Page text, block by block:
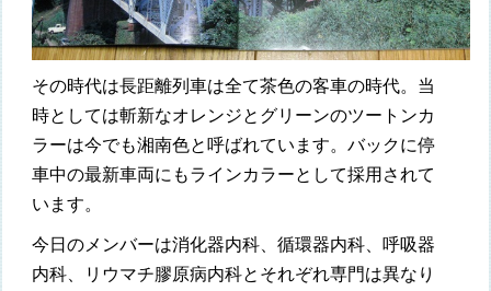
その時代は長距離列車は全て茶色の客車の時代。当
時としては斬新なオレンジとグリーンのツートンカ
ラーは今でも湘南色と呼ばれています。バックに停
車中の最新車両にもラインカラーとして採用されて
います。
今日のメンバーは消化器内科、循環器内科、呼吸器
内科、リウマチ膠原病内科とそれぞれ専門は異なり